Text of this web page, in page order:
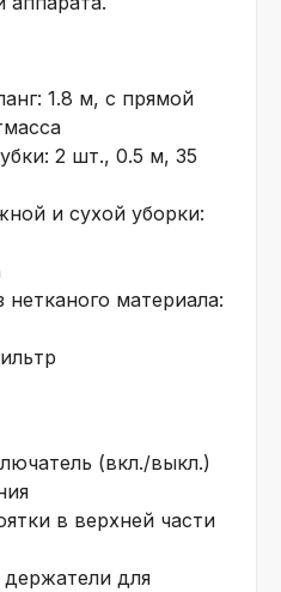
1.8 м, с прямой
2 шт., 0.5 м, 35
и сухой уборки:
материала:
(вкл./выкл.)
в верхней части
для